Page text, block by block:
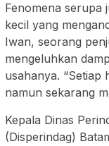
Fenomena serupa
kecil yang
Iwan, seorang
mengeluhkan
usahanya. “Setiap
namun sekarang
Kepala Dinas
(Disperindag)